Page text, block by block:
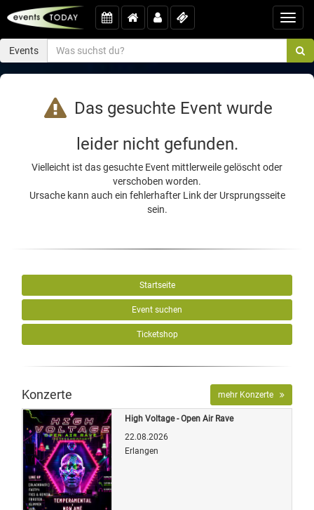
Events
Das gesuchte Event wurde
leider nicht gefunden.
Vielleicht ist das gesuchte Event mittlerweile gelöscht oder
verschoben worden.
Ursache kann auch ein fehlerhafter Link der Ursprungsseite
sein.
Startseite
Event suchen
Ticketshop
Konzerte mehr Konzerte
High Voltage - Open Air Rave
22.08.2026
Erlangen